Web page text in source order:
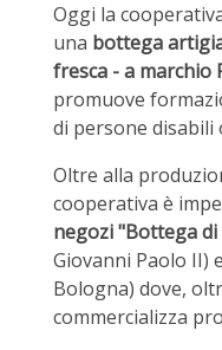
Oggi la
una bottega
fresca - a marchio
promuove
di persone disabili
Oltre alla
cooperativa è
negozi "Bottega di
Giovanni Paolo II)
Bologna) dove,
commercializza